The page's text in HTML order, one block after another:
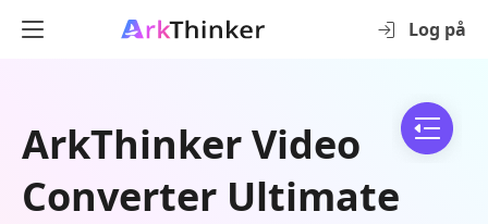
Log på
ArkThinker Video
Converter Ultimate